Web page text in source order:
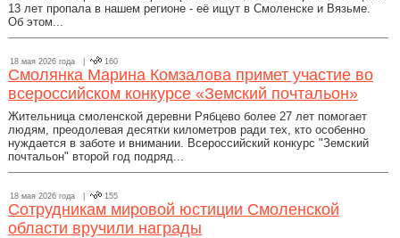
13 лет пропала в нашем регионе - её ищут в Смоленске и Вязьме.
Об этом...
18 мая 2026 года | 160
Смолянка Марина Комзалова примет участие во
всероссийском конкурсе «Земский почтальон»
Жительница смоленской деревни Рябцево более 27 лет помогает
людям, преодолевая десятки километров ради тех, кто особенно
нуждается в заботе и внимании. Всероссийский конкурс "Земский
почтальон" второй год подряд...
18 мая 2026 года | 155
Сотрудникам мировой юстиции Смоленской
области вручили награды